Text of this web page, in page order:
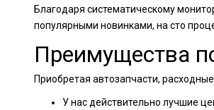
Благодаря систематическому
популярными новинками, на сто
Преимущества
Приобретая автозапчасти,
У нас действительно лучшие